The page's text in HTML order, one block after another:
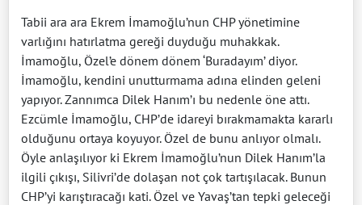
Tabii ara ara Ekrem İmamoğlu’nun CHP yönetimine
varlığını hatırlatma gereği duyduğu muhakkak.
İmamoğlu, Özel’e dönem dönem ‘Buradayım’ diyor.
İmamoğlu, kendini unutturmama adına elinden geleni
yapıyor. Zannımca Dilek Hanım’ı bu nedenle öne attı.
Ezcümle İmamoğlu, CHP’de idareyi bırakmamakta kararlı
olduğunu ortaya koyuyor. Özel de bunu anlıyor olmalı.
Öyle anlaşılıyor ki Ekrem İmamoğlu’nun Dilek Hanım’la
ilgili çıkışı, Silivri’de dolaşan not çok tartışılacak. Bunun
CHP’yi karıştıracağı kati. Özel ve Yavaş’tan tepki geleceği